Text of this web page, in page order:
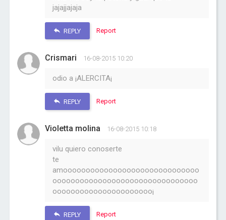
jajajjajaja
REPLY Report
Crismari 16-08-2015 10:20
odio a ¡ALERCITA¡
REPLY Report
Violetta molina 16-08-2015 10:18
vilu quiero conoserte
te
amoooooooooooooooooooooooooooooo
oooooooooooooooooooooooooooooooo
oooooooooooooooooooooo¡
REPLY Report